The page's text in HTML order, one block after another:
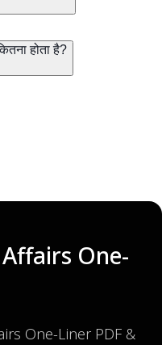
होता है?
One-
One-Liner PDF &